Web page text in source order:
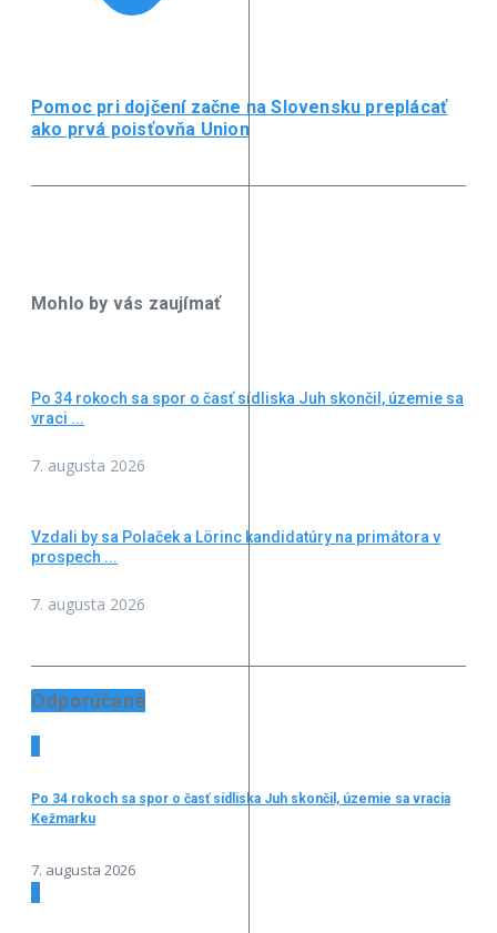
Pomoc pri dojčení začne na Slovensku preplácať
ako prvá poisťovňa Union
Mohlo by vás zaujímať
Po 34 rokoch sa spor o časť sídliska Juh skončil, územie sa
vraci ...
7. augusta 2026
Vzdali by sa Polaček a Lörinc kandidatúry na primátora v
prospech ...
7. augusta 2026
Odporúčané
1
Po 34 rokoch sa spor o časť sídliska Juh skončil, územie sa vracia
Kežmarku
7. augusta 2026
2